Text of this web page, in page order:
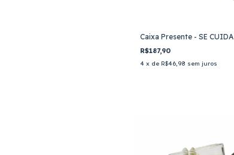
Caixa Presente - SE CUIDA
R$187,90
4 x de R$46,98 sem juros